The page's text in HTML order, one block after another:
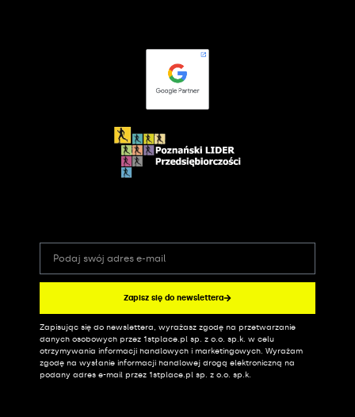
Zapisz się do newslettera
Alternative:
Zapisując się do newslettera, wyrażasz zgodę na przetwarzanie
danych osobowych przez 1stplace.pl sp. z o.o. sp.k. w celu
otrzymywania informacji handlowych i marketingowych. Wyrażam
zgodę na wysłanie informacji handlowej drogą elektroniczną na
podany adres e-mail przez 1stplace.pl sp. z o.o. sp.k.